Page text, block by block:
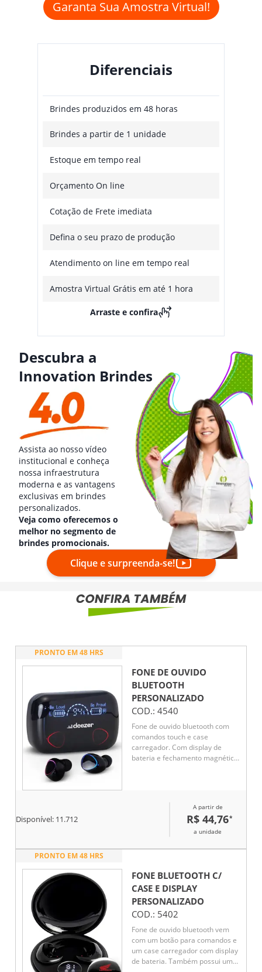
Garanta Sua Amostra Virtual!
Diferenciais
Brindes produzidos em 48 horas
Brindes a partir de 1 unidade
Estoque em tempo real
Orçamento On line
Cotação de Frete imediata
Defina o seu prazo de produção
Atendimento on line em tempo real
Amostra Virtual Grátis em até 1 hora
Arraste e confira
Descubra a
Innovation Brindes
Assista ao nosso vídeo
institucional e conheça
nossa infraestrutura
moderna e as vantagens
exclusivas em brindes
personalizados.
Veja como oferecemos o
melhor no segmento de
brindes promocionais.
Clique e surpreenda-se!
PRONTO EM 48 HRS
FONE DE OUVIDO
BLUETOOTH
PERSONALIZADO
COD.: 4540
Fone de ouvido bluetooth com
comandos touch e case
carregador. Com display de
bateria e fechamento magnético,
Acompanham 2 pares de eartips
em diferentes tamanhos e cabo
Disponível: 11.712
A partir de
R$ 44,76*
a unidade
PRONTO EM 48 HRS
FONE BLUETOOTH C/
CASE E DISPLAY
PERSONALIZADO
COD.: 5402
Fone de ouvido bluetooth vem
com um botão para comandos e
um case carregador com display
de bateria. Também possui um